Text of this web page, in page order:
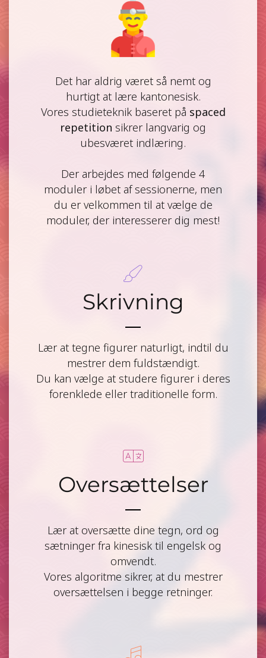
Det har aldrig været så nemt og
hurtigt at lære kantonesisk.
Vores studieteknik baseret på spaced
repetition sikrer langvarig og
ubesværet indlæring.
Der arbejdes med følgende 4
moduler i løbet af sessionerne, men
du er velkommen til at vælge de
moduler, der interesserer dig mest!
Skrivning
Lær at tegne figurer naturligt, indtil du
mestrer dem fuldstændigt.
Du kan vælge at studere figurer i deres
forenklede eller traditionelle form.
Oversættelser
Lær at oversætte dine tegn, ord og
sætninger fra kinesisk til engelsk og
omvendt.
Vores algoritme sikrer, at du mestrer
oversættelsen i begge retninger.